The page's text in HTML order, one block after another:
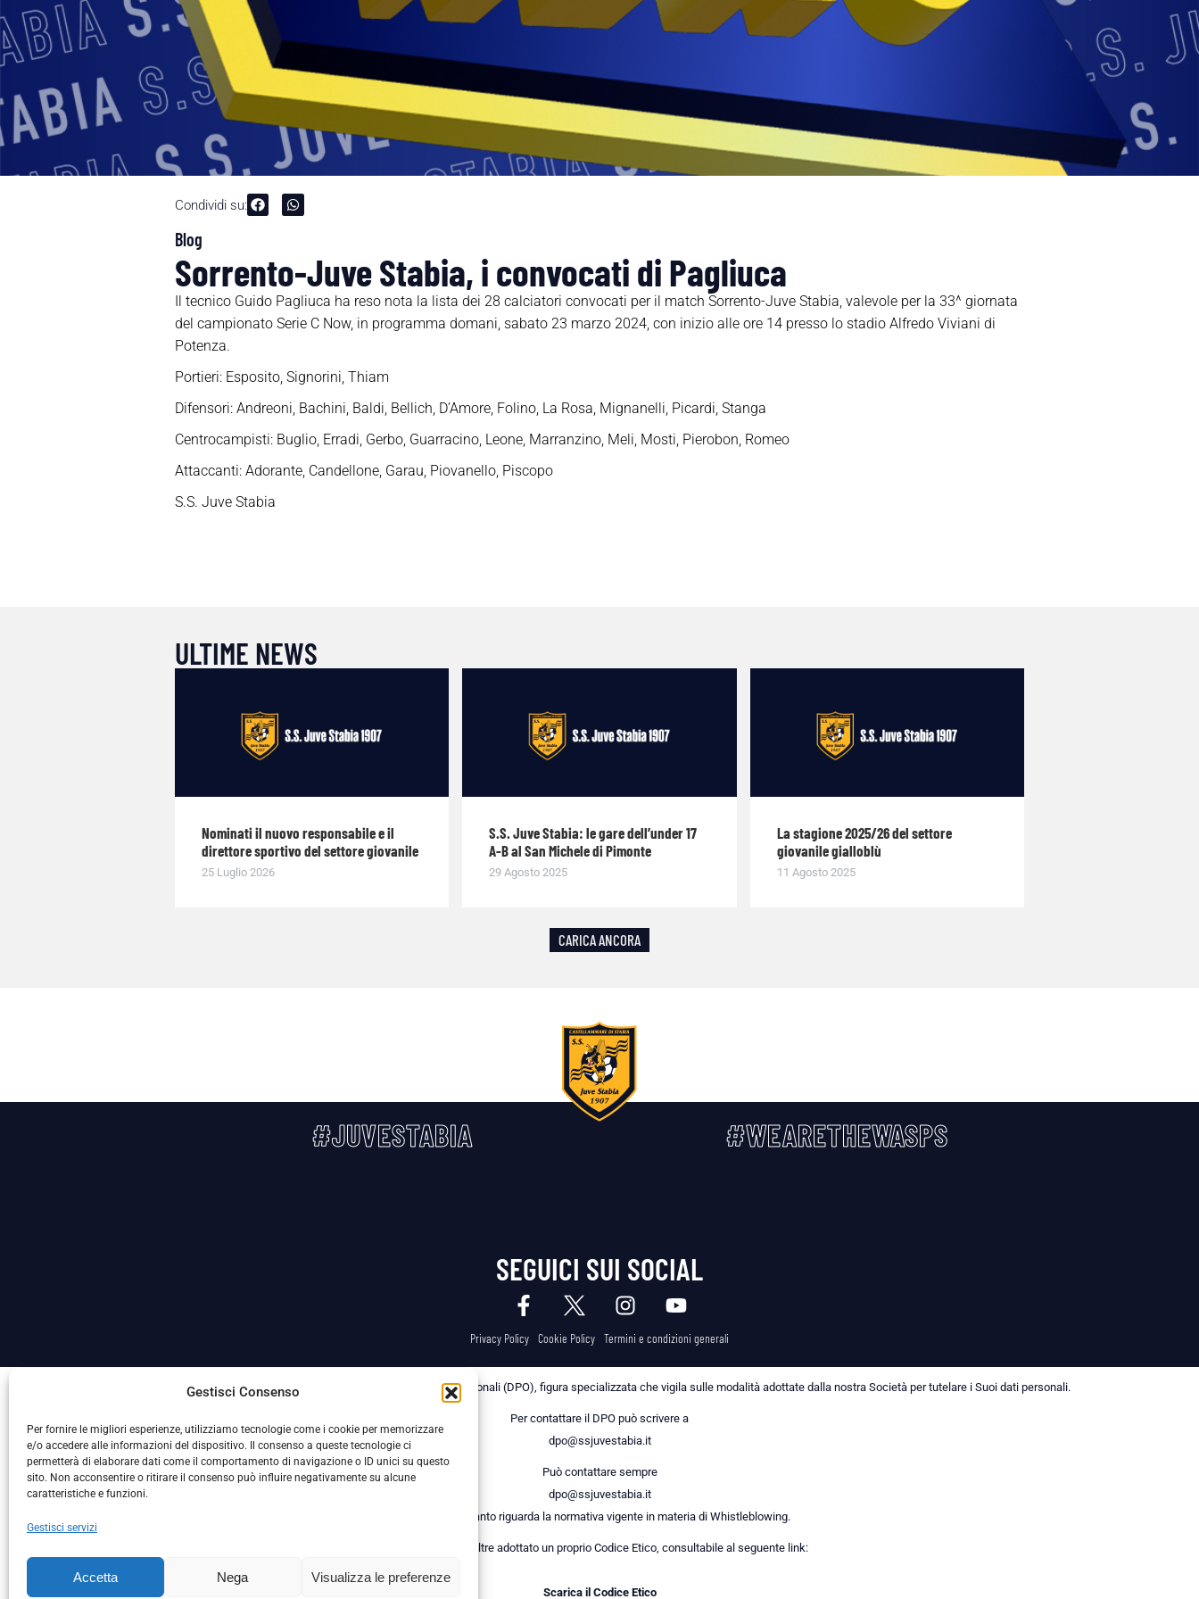
Gestisci Consenso
Per fornire le migliori esperienze, utilizziamo tecnologie come i cookie per memorizzare
e/o accedere alle informazioni del dispositivo. Il consenso a queste tecnologie ci
permetterà di elaborare dati come il comportamento di navigazione o ID unici su questo
sito. Non acconsentire o ritirare il consenso può influire negativamente su alcune
caratteristiche e funzioni.
Gestisci servizi
Accetta Nega Visualizza le preferenze
Condividi su:
Blog
Sorrento-Juve Stabia, i convocati di Pagliuca
Il tecnico Guido Pagliuca ha reso nota la lista dei 28 calciatori convocati per il match Sorrento-Juve Stabia, valevole per la 33^ giornata
del campionato Serie C Now, in programma domani, sabato 23 marzo 2024, con inizio alle ore 14 presso lo stadio Alfredo Viviani di
Potenza.
Portieri: Esposito, Signorini, Thiam
Difensori: Andreoni, Bachini, Baldi, Bellich, D’Amore, Folino, La Rosa, Mignanelli, Picardi, Stanga
Centrocampisti: Buglio, Erradi, Gerbo, Guarracino, Leone, Marranzino, Meli, Mosti, Pierobon, Romeo
Attaccanti: Adorante, Candellone, Garau, Piovanello, Piscopo
S.S. Juve Stabia
ULTIME NEWS
Nominati il nuovo responsabile e il
direttore sportivo del settore giovanile
25 Luglio 2026
S.S. Juve Stabia: le gare dell’under 17
A-B al San Michele di Pimonte
29 Agosto 2025
La stagione 2025/26 del settore
giovanile gialloblù
11 Agosto 2025
CARICA ANCORA
#JUVESTABIA #WEARETHEWASPS
SEGUICI SUI SOCIAL
Privacy Policy Cookie Policy Termini e condizioni generali
La Società ha nominato il Responsabile della Protezione dei Dati Personali (DPO), figura specializzata che vigila sulle modalità adottate dalla nostra Società per tutelare i Suoi dati personali.
Per contattare il DPO può scrivere a
dpo@ssjuvestabia.it
Può contattare sempre
dpo@ssjuvestabia.it
anche per quanto riguarda la normativa vigente in materia di Whistleblowing.
La Società ha inoltre adottato un proprio Codice Etico, consultabile al seguente link:
Scarica il Codice Etico